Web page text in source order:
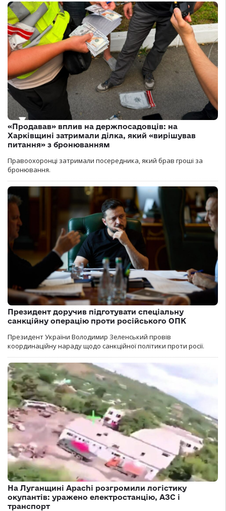
«Продавав» вплив на держпосадовців: на
Харківщині затримали ділка, який «вирішував
питання» з бронюванням
Правоохоронці затримали посередника, який брав гроші за
бронювання.
Президент доручив підготувати спеціальну
санкційну операцію проти російського ОПК
Президент України Володимир Зеленський провів
координаційну нараду щодо санкційної політики проти росії.
На Луганщині Apachi розгромили логістику
окупантів: уражено електростанцію, АЗС і
транспорт